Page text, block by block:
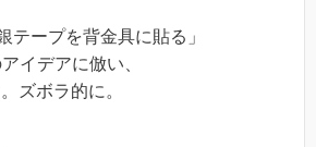
テープを背金具に貼る」
イデアに倣い、
ズボラ的に。